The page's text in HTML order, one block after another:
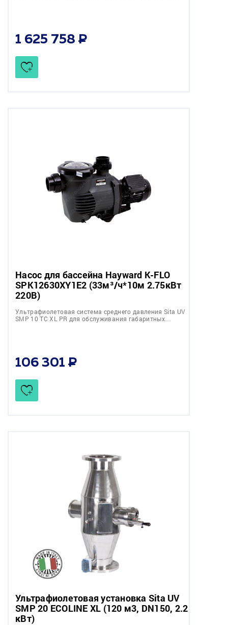
1 625 758
Насос для бассейна Hayward K-FLO
SPK12630XY1E2 (33м³/ч*10м 2.75кВт
220В)
Ультрафиолетовая система среднего давления Sita UV
SMP 10 TC XL PR для обслуживания габаритных…
106 301
Ультрафиолетовая установка Sita UV
SMP 20 ECOLINE XL (120 м3, DN150, 2.2
кВт)